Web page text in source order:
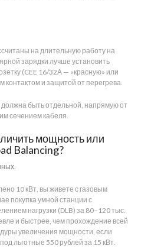
на длительную работу на
зарядки лучше установить
(CEE 16/32А — «красную» или
контактом и защитой от перегрева.
должна быть отдельной, напрямую от
сечением кабеля.
мощность или
Balancing?
10 кВт, вы живете с газовым
покупка умной станции с
нагрузки (DLB) за 80–120 тыс.
и быстрее, чем прохождение всей
увеличения мощности, если
льготные 550 рублей за 15 кВт.